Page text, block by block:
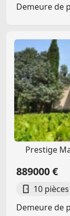
Demeure de
Prestige
889000 €
10 pièces
Demeure de